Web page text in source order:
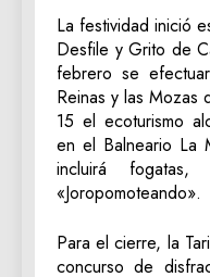
La festividad inició
Desfile y Grito de
febrero se
Reinas y las Mozas
15 el ecoturismo
en el Balneario La
incluirá
«Joropomoteando».
Para el cierre, la
concurso de